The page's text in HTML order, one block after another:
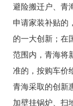
避险搬迁户、青
申请家装补贴的
的一大创新；在
范围内，青海将
准的，按购车价
青海采取的创新
加壁挂锅炉、扫